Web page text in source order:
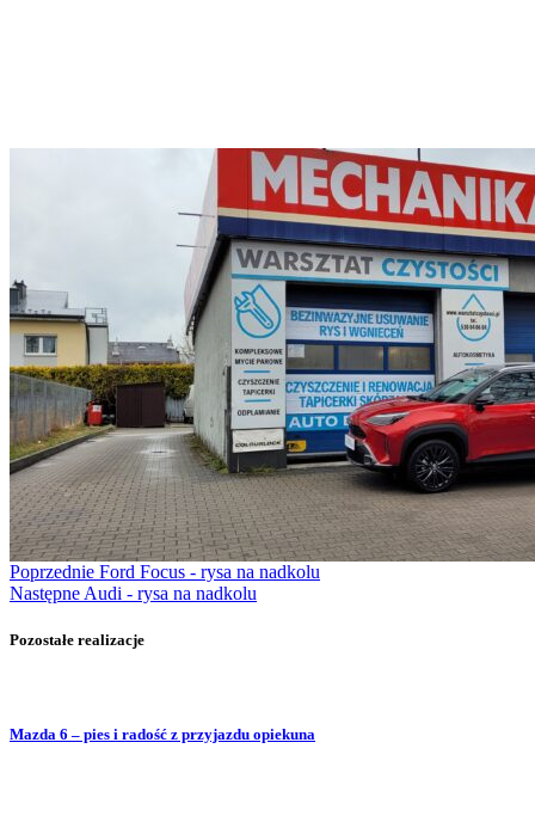
Poprzednie Ford Focus - rysa na nadkolu
Następne Audi - rysa na nadkolu
Pozostałe realizacje
Mazda 6 – pies i radość z przyjazdu opiekuna